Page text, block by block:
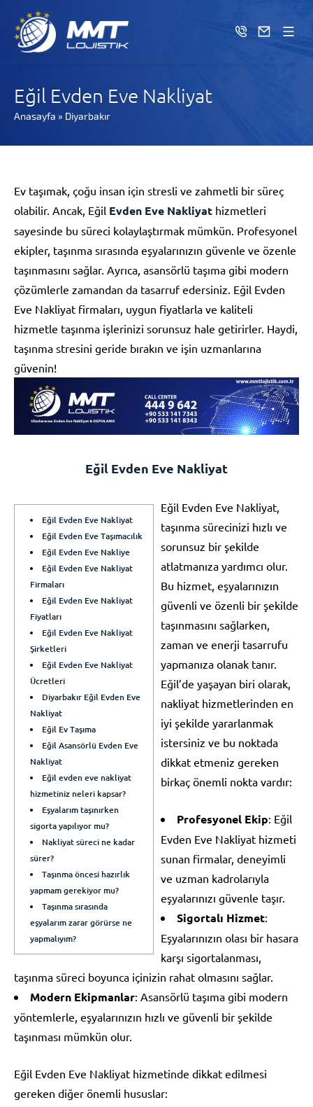
Eğil Evden Eve Nakliyat
Anasayfa » Diyarbakır
Ev taşımak, çoğu insan için stresli ve zahmetli bir süreç
olabilir. Ancak, Eğil Evden Eve Nakliyat hizmetleri
sayesinde bu süreci kolaylaştırmak mümkün. Profesyonel
ekipler, taşınma sırasında eşyalarınızın güvenle ve özenle
taşınmasını sağlar. Ayrıca, asansörlü taşıma gibi modern
çözümlerle zamandan da tasarruf edersiniz. Eğil Evden
Eve Nakliyat firmaları, uygun fiyatlarla ve kaliteli
hizmetle taşınma işlerinizi sorunsuz hale getirirler. Haydi,
taşınma stresini geride bırakın ve işin uzmanlarına
güvenin!
Eğil Evden Eve Nakliyat
Eğil Evden Eve Nakliyat
Eğil Evden Eve Taşımacılık
Eğil Evden Eve Nakliye
Eğil Evden Eve Nakliyat
Firmaları
Eğil Evden Eve Nakliyat
Fiyatları
Eğil Evden Eve Nakliyat
Şirketleri
Eğil Evden Eve Nakliyat
Ücretleri
Diyarbakır Eğil Evden Eve
Nakliyat
Eğil Ev Taşıma
Eğil Asansörlü Evden Eve
Nakliyat
Eğil evden eve nakliyat
hizmetiniz neleri kapsar?
Eşyalarım taşınırken
sigorta yapılıyor mu?
Nakliyat süreci ne kadar
sürer?
Taşınma öncesi hazırlık
yapmam gerekiyor mu?
Taşınma sırasında
eşyalarım zarar görürse ne
yapmalıyım?
Eğil Evden Eve Nakliyat,
taşınma sürecinizi hızlı ve
sorunsuz bir şekilde
atlatmanıza yardımcı olur.
Bu hizmet, eşyalarınızın
güvenli ve özenli bir şekilde
taşınmasını sağlarken,
zaman ve enerji tasarrufu
yapmanıza olanak tanır.
Eğil’de yaşayan biri olarak,
nakliyat hizmetlerinden en
iyi şekilde yararlanmak
istersiniz ve bu noktada
dikkat etmeniz gereken
birkaç önemli nokta vardır:
Profesyonel Ekip: Eğil
Evden Eve Nakliyat hizmeti
sunan firmalar, deneyimli
ve uzman kadrolarıyla
eşyalarınızı güvenle taşır.
Sigortalı Hizmet:
Eşyalarınızın olası bir hasara
karşı sigortalanması,
taşınma süreci boyunca içinizin rahat olmasını sağlar.
Modern Ekipmanlar: Asansörlü taşıma gibi modern
yöntemlerle, eşyalarınızın hızlı ve güvenli bir şekilde
taşınması mümkün olur.
Eğil Evden Eve Nakliyat hizmetinde dikkat edilmesi
gereken diğer önemli hususlar: